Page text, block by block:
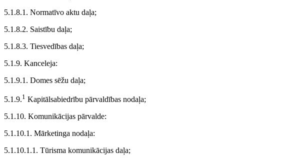
5.1.8.1. Normatīvo aktu daļa;
5.1.8.2. Saistību daļa;
5.1.8.3. Tiesvedības daļa;
5.1.9. Kanceleja:
5.1.9.1. Domes sēžu daļa;
5.1.9.1 Kapitālsabiedrību pārvaldības nodaļa;
5.1.10. Komunikācijas pārvalde:
5.1.10.1. Mārketinga nodaļa:
5.1.10.1.1. Tūrisma komunikācijas daļa;